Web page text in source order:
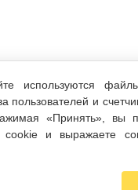
используются
пользователей и
«Принять», вы
и выражаете